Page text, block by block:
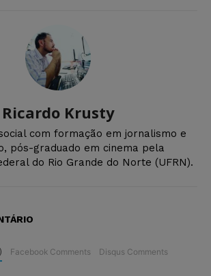
Ricardo Krusty
com formação em jornalismo e
pós-graduado em cinema pela
do Rio Grande do Norte (UFRN).
Facebook Comments Disqus Comments